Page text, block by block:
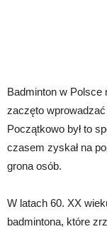
Badminton w Polsce
zaczęto
Początkowo był to
czasem zyskał na
grona osób.
W latach 60. XX
badmintona, które